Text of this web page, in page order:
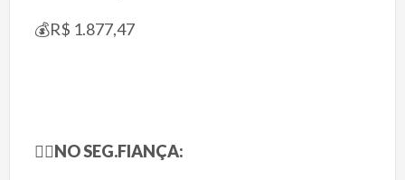
💰R$ 1.877,47
👉🏻NO SEG.FIANÇA: